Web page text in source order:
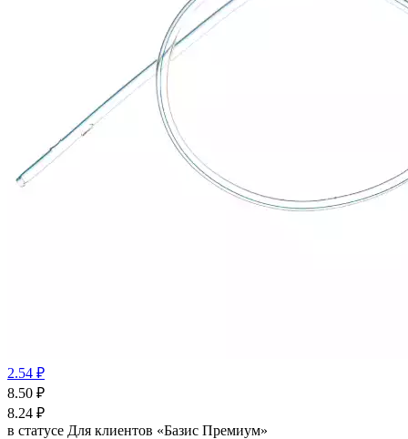
2.54 ₽
8.50 ₽
8.24 ₽
в статусе Для клиентов «Базис Премиум»